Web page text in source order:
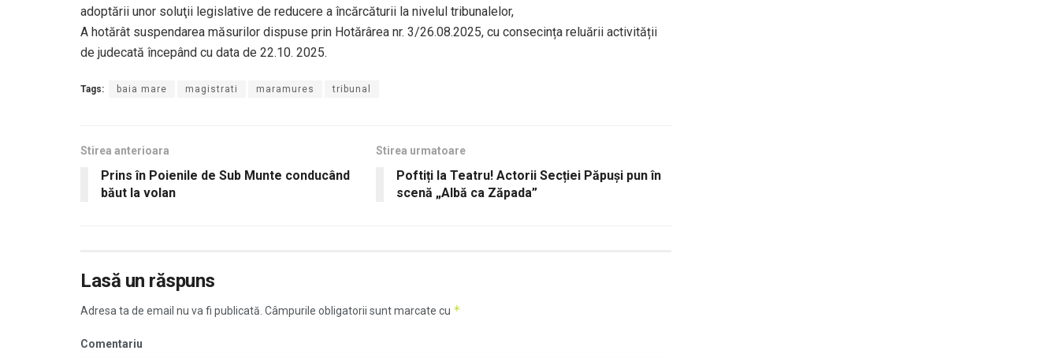
adoptării unor soluţii legislative de reducere a încărcăturii la nivelul tribunalelor,
A hotărât suspendarea măsurilor dispuse prin Hotărârea nr. 3/26.08.2025, cu consecința reluării activității
de judecată începând cu data de 22.10. 2025.
Tags: baia mare magistrati maramures tribunal
Stirea anterioara
Prins în Poienile de Sub Munte conducând
băut la volan
Stirea urmatoare
Poftiți la Teatru! Actorii Secției Păpuși pun în
scenă „Albă ca Zăpada”
Lasă un răspuns
Adresa ta de email nu va fi publicată. Câmpurile obligatorii sunt marcate cu *
Comentariu